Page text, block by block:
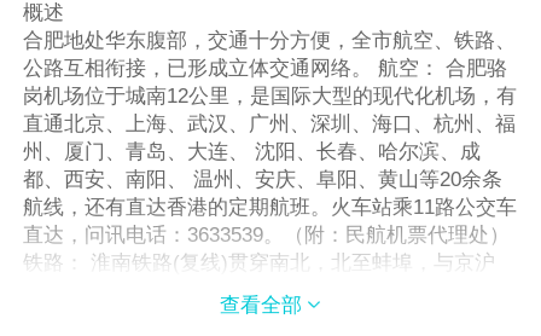
概述
合肥地处华东腹部，交通十分方便，全市航空、铁路、
公路互相衔接，已形成立体交通网络。 航空： 合肥骆
岗机场位于城南12公里，是国际大型的现代化机场，有
直通北京、上海、武汉、广州、深圳、海口、杭州、福
州、厦门、青岛、大连、 沈阳、长春、哈尔滨、成
都、西安、南阳、 温州、安庆、阜阳、黄山等20余条
航线，还有直达香港的定期航班。火车站乘11路公交车
直达，问讯电话：3633539。（附：民航机票代理处）
铁路： 淮南铁路(复线)贯穿南北，北至蚌埠，与京沪
线、陇海线相接，南至芜湖，与皖赣、宁芜线和宣杭线
相连。华东第??划中的宁(南京)西(西安)铁路也途经合
查看全部 